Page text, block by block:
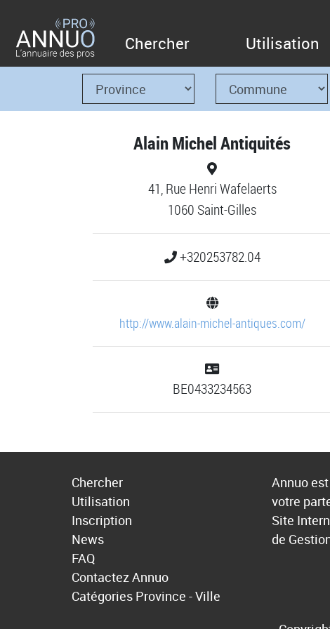
Chercher Utilisation
Alain Michel Antiquités
41, Rue Henri Wafelaerts
1060 Saint-Gilles
+320253782.04
http://www.alain-michel-antiques.com/
BE0433234563
Chercher
Utilisation
Inscription
News
FAQ
Contactez Annuo
Catégories Province - Ville
Annuo
votre
Site
de